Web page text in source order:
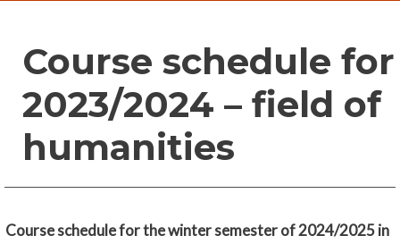
Course schedule for
2023/2024 – field of
humanities
Course schedulefor the winter semester of 2024/2025in